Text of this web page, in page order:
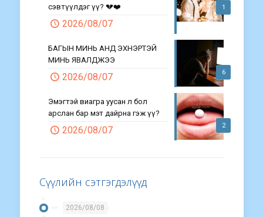
1
сэвтүүлдэг үү? 💔❤️
2026/08/07
6
БАГЫН МИНЬ АНД ЭХНЭРТЭЙ
МИНЬ ЯВАЛДЖЭЭ
2026/08/07
2
Эмэгтэй виагра уусан л бол
арслан бар мэт дайрна гэж үү?
2026/08/07
Сүүлийн сэтгэгдэлүүд
2026/08/08